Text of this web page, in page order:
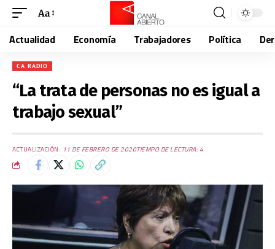
Aa
Actualidad Economía Trabajadores Política
CA RADIO
“La trata de personas no es igual a
trabajo sexual”
ACTUALIZACIÓN: 11 DE FEBRERO DE 2020TIEMPO DE LECTURA: 4